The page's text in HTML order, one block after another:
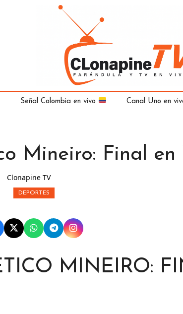
Señal Colombia en vivo Canal Uno en
Mineiro: Final en
Clonapine TV
DEPORTES
MINEIRO: